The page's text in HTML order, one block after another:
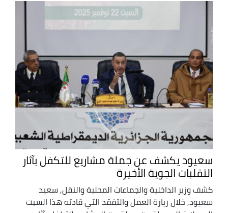
سعيود يكشف عن جملة مشاريع للتكفل بآثار
التقلبات الجوية الأخيرة
كشف وزير الداخلية والجماعات المحلية والنقل, سعيد
سعيود, خلال زيارة العمل والتفقد التي قادته هذا السبت